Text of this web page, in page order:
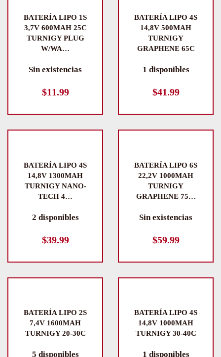
BATERÍA LIPO 1S
3,7V 600MAH 25C
TURNIGY PLUG
W/WA…
Sin existencias
$11.99
BATERÍA LIPO 4S
14,8V 500MAH
TURNIGY
GRAPHENE 65C
1 disponibles
$41.99
BATERÍA LIPO 4S
14,8V 1300MAH
TURNIGY NANO-
TECH 4…
2 disponibles
$39.99
BATERÍA LIPO 6S
22,2V 1000MAH
TURNIGY
GRAPHENE 75…
Sin existencias
$59.99
BATERÍA LIPO 2S
7,4V 1600MAH
TURNIGY 20-30C
5 disponibles
BATERÍA LIPO 4S
14,8V 1000MAH
TURNIGY 30-40C
1 disponibles